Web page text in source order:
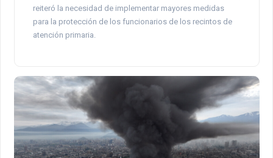
reiteró la necesidad de implementar mayores medidas
para la protección de los funcionarios de los recintos de
atención primaria.